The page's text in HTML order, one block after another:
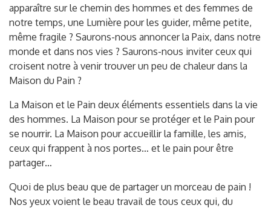
apparaître sur le chemin des hommes et des femmes de
notre temps, une Lumière pour les guider, même petite,
même fragile ? Saurons-nous annoncer la Paix, dans notre
monde et dans nos vies ? Saurons-nous inviter ceux qui
croisent notre à venir trouver un peu de chaleur dans la
Maison du Pain ?
La Maison et le Pain deux éléments essentiels dans la vie
des hommes. La Maison pour se protéger et le Pain pour
se nourrir. La Maison pour accueillir la famille, les amis,
ceux qui frappent à nos portes… et le pain pour être
partager…
Quoi de plus beau que de partager un morceau de pain !
Nos yeux voient le beau travail de tous ceux qui, du